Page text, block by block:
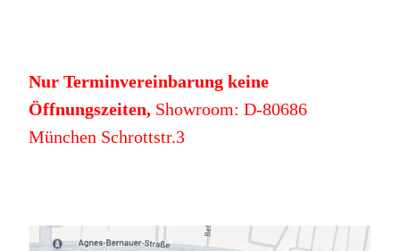
Nur Terminvereinbarung keine
Öffnungszeiten,Showroom: D-80686
München Schrottstr.3